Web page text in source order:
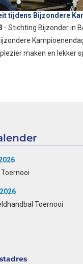
tijdens Bijzondere
- Stichting Bijzonder in
maken en lekker
Toernooi